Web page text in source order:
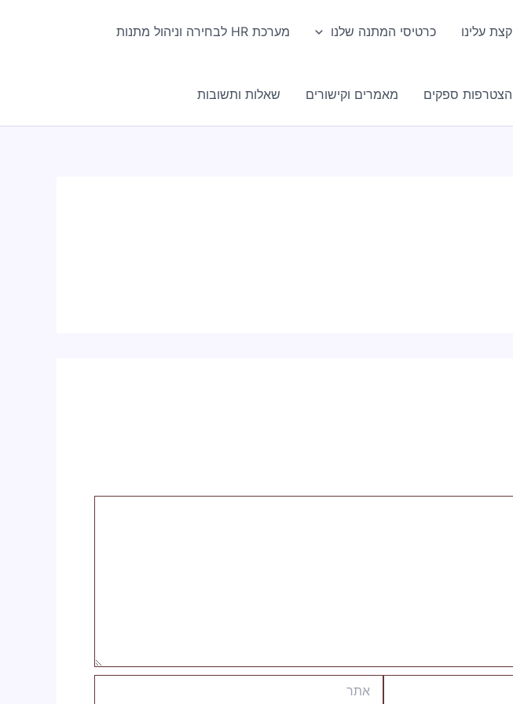
קצת עלינו כרטיסי המתנה שלנו מערכת HR לבחירה וניהול מתנות
הצטרפות ספקים מאמרים וקישורים שאלות ותשובות